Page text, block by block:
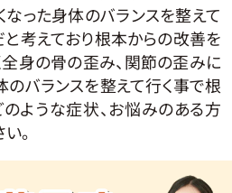
った身体のバランスを整えて
考えており根本からの改善を
身の骨の歪み、関節の歪みに
バランスを整えて行く事で根
ような症状、お悩みのある方
。